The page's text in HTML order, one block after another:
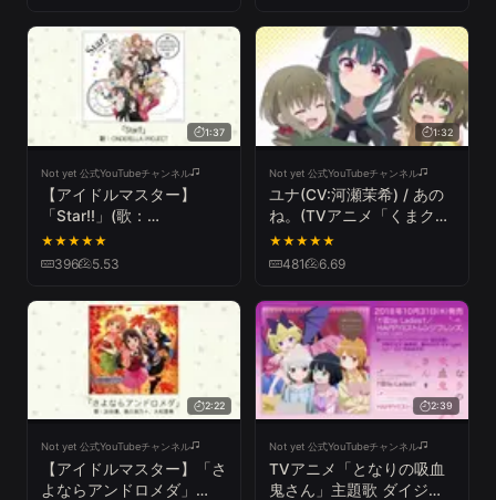
祝福を! 3」エンディン
グ・テーマ)
1:37
Not yet 公式YouTubeチャンネル
【アイドルマスター】
「Star!!」(歌：
CINDERELLA PROJECT)
★★★★★
396 5.53
1:32
Not yet 公式YouTubeチャンネル
ユナ(CV:河瀬茉希) / あの
ね。(TVアニメ「くまクマ
熊ベアー」エンディングテ
ーマ)
★★★★★
481 6.69
2:22
Not yet 公式YouTubeチャンネル
【アイドルマスター】「さ
よならアンドロメダ」
2:39
Not yet 公式YouTubeチャンネル
TVアニメ「となりの吸血
鬼さん」主題歌 ダイジェ